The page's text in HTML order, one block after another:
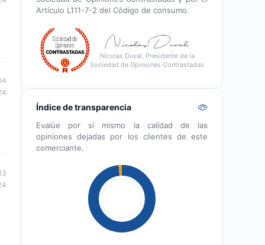
Artículo L111-7-2 del Código de consumo.
Nicolas Duval, Presidente de la
Sociedad de Opiniones Contrastadas
Índice de transparencia
Evalúe por sí mismo la calidad de las
opiniones dejadas por los clientes de este
comerciante.